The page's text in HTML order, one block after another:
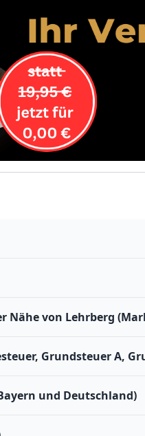
Nähe von Lehrberg
Grundsteuer A,
und Deutschland)